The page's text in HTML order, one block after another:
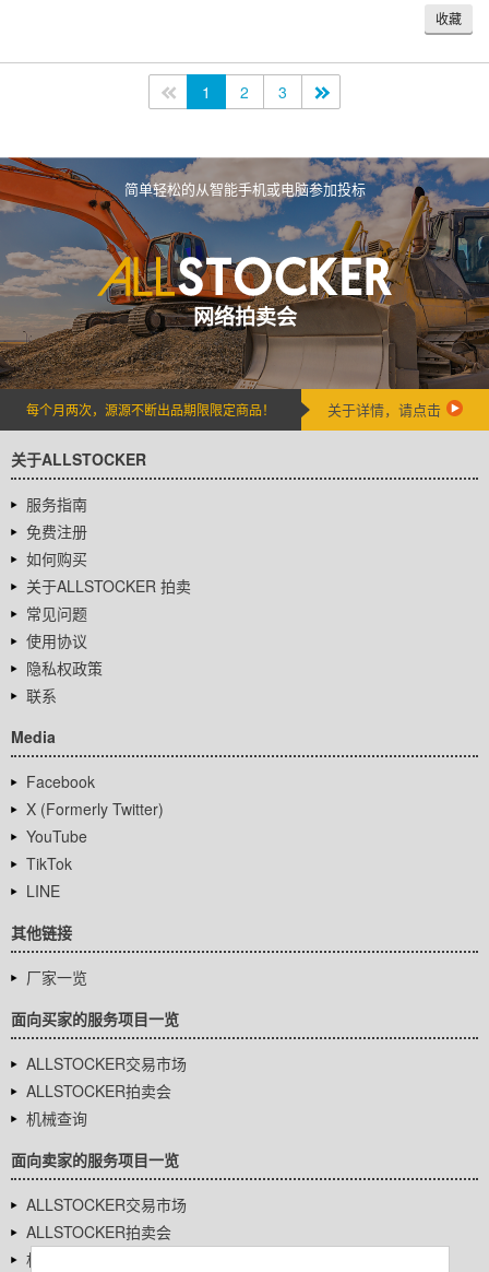
收藏
<<1 2 3
简单轻松的从智能手机或电脑参加投标
网络拍卖会
每个月两次，源源不断出品期限限定商品！ 关于详情，请点击
关于ALLSTOCKER
服务指南
免费注册
如何购买
关于ALLSTOCKER 拍卖
常见问题
使用协议
隐私权政策
联系
Media
Facebook
X (Formerly Twitter)
YouTube
TikTok
LINE
其他链接
厂家一览
面向买家的服务项目一览
ALLSTOCKER交易市场
ALLSTOCKER拍卖会
机械查询
面向卖家的服务项目一览
ALLSTOCKER交易市场
ALLSTOCKER拍卖会
机械查询